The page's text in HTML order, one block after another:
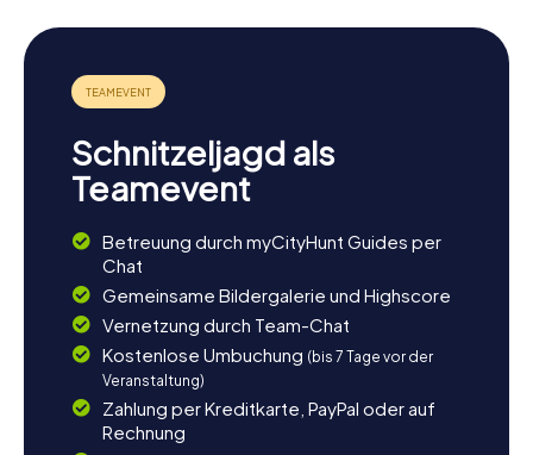
Schnitzeljagd als
Teamevent
Betreuung durch myCityHunt Guides per
Chat
Gemeinsame Bildergalerie und Highscore
Vernetzung durch Team-Chat
Kostenlose Umbuchung (bis 7 Tage vor der
Veranstaltung)
Zahlung per Kreditkarte, PayPal oder auf
Rechnung